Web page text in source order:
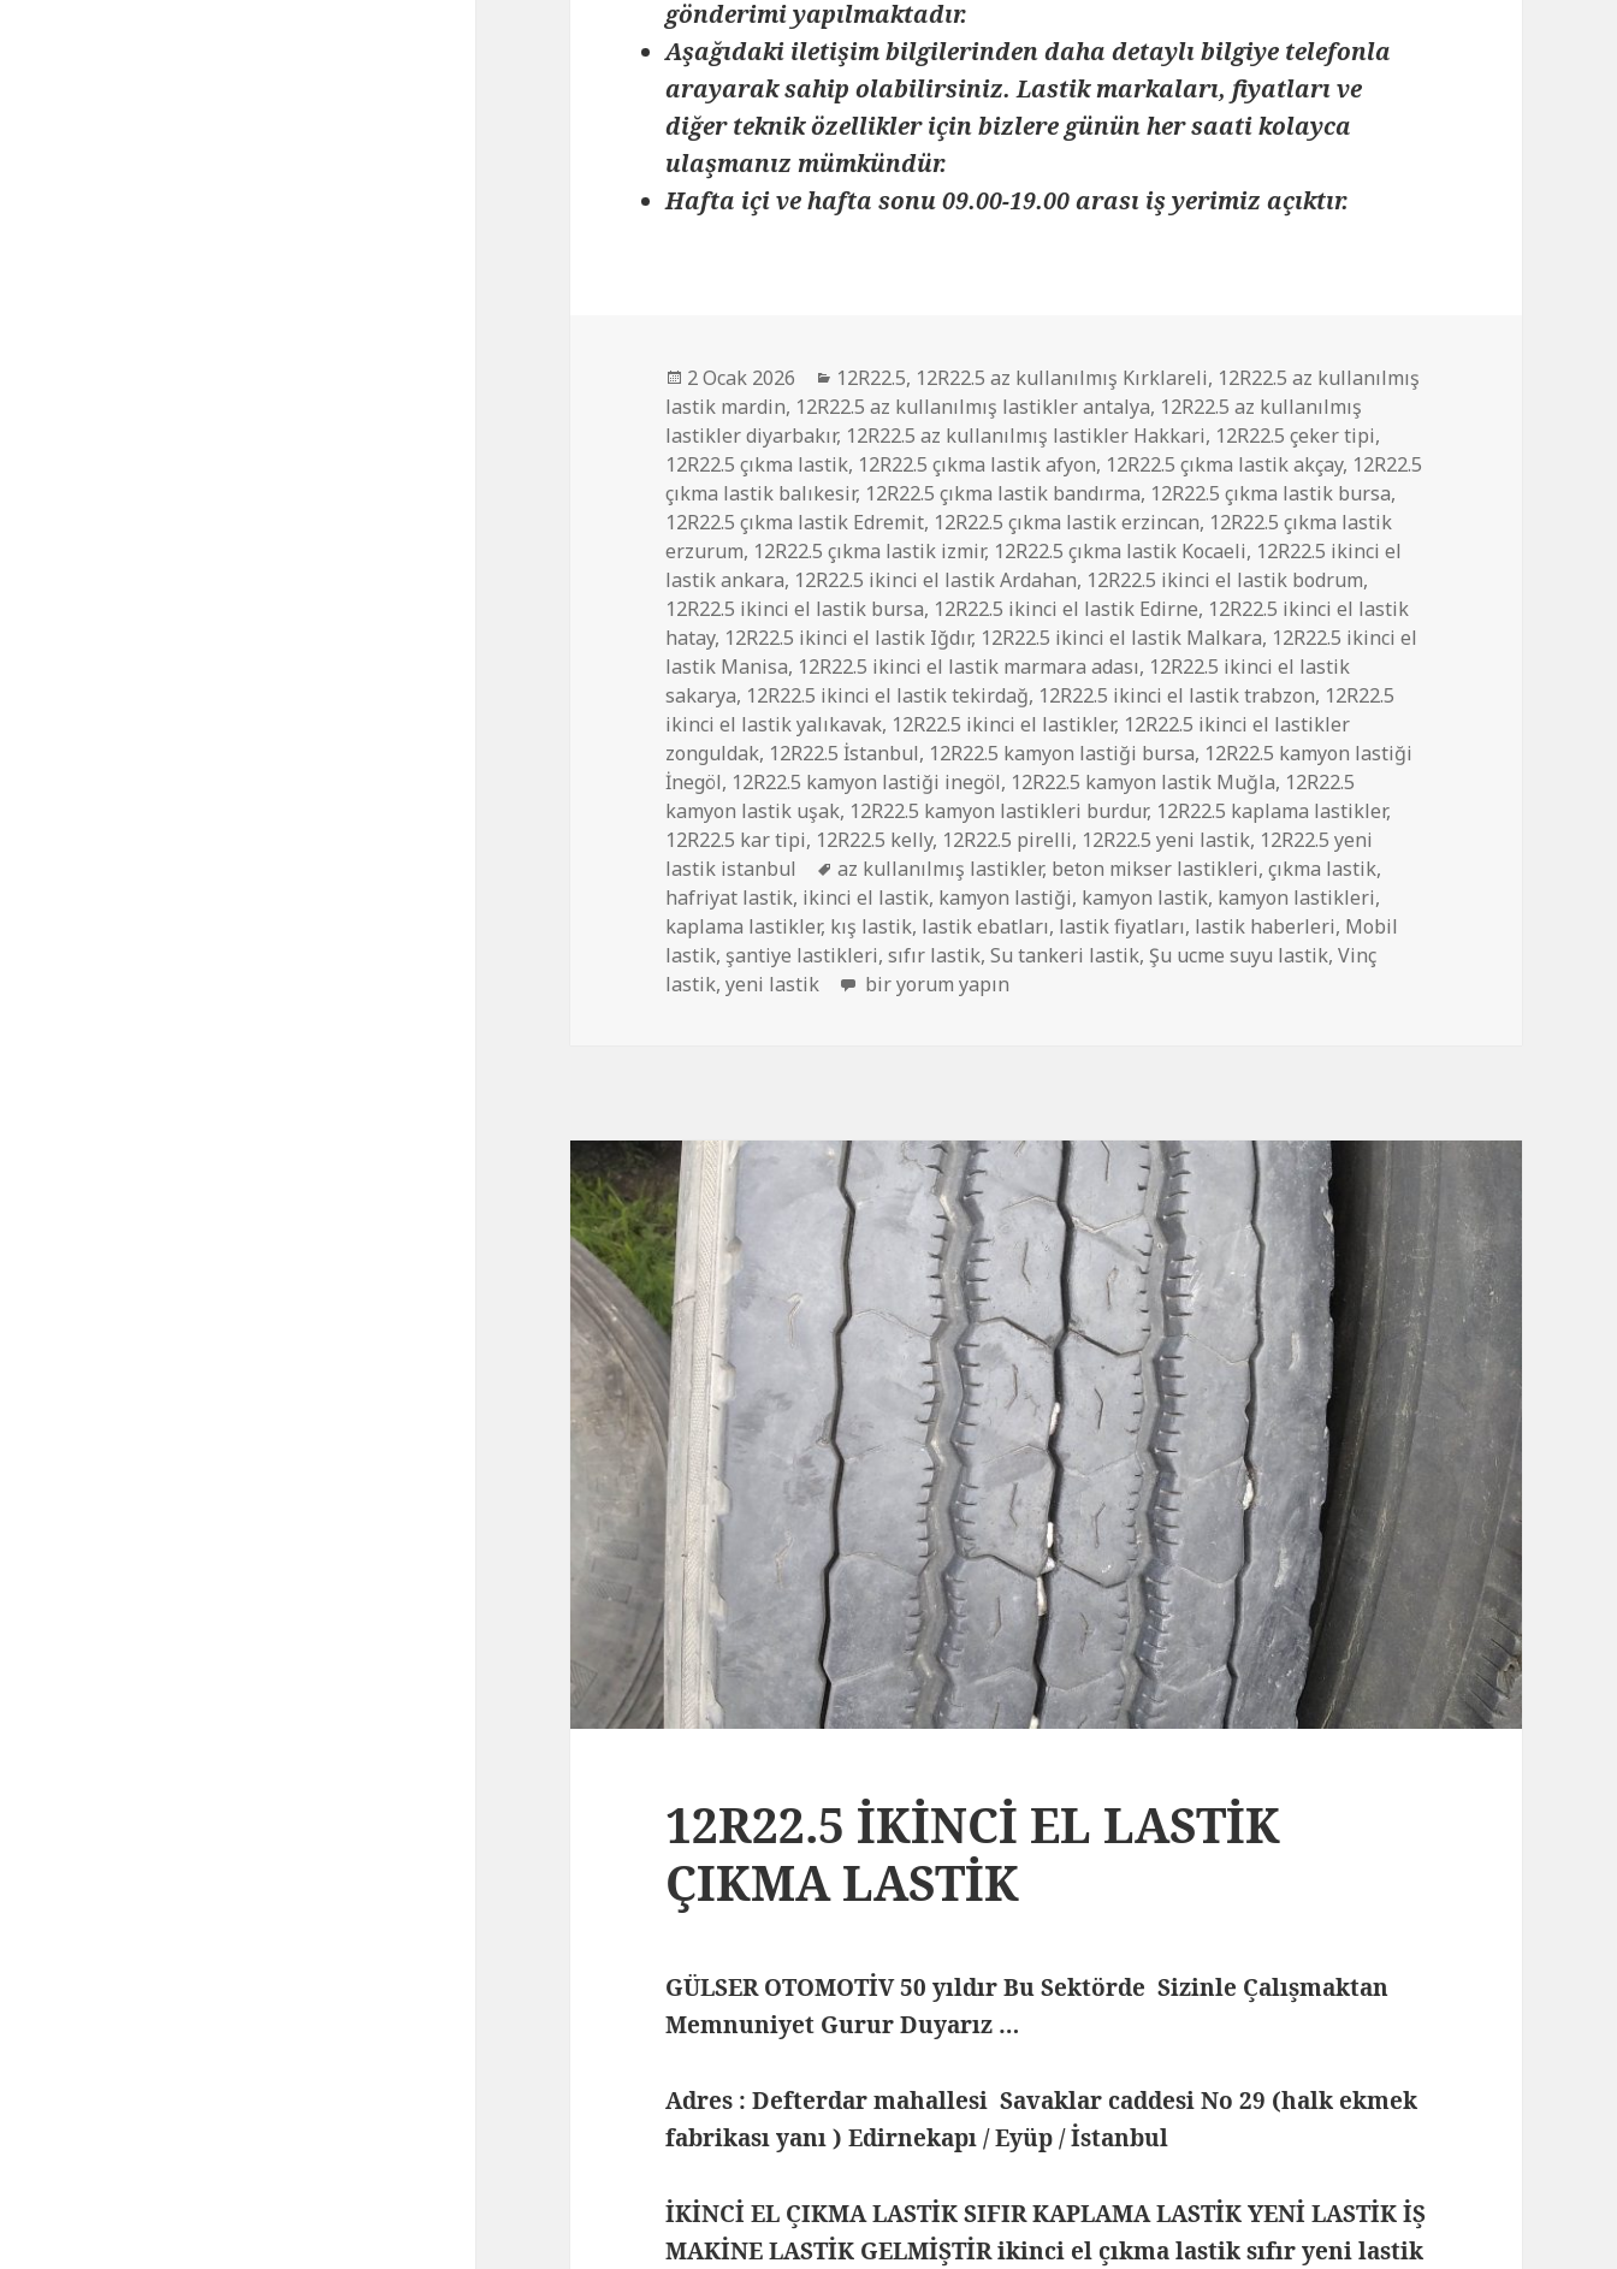
gönderimi yapılmaktadır.
Aşağıdaki iletişim bilgilerinden daha detaylı bilgiye telefonla
arayarak sahip olabilirsiniz. Lastik markaları, fiyatları ve
diğer teknik özellikler için bizlere günün her saati kolayca
ulaşmanız mümkündür.
Hafta içi ve hafta sonu 09.00-19.00 arası iş yerimiz açıktır.
Yayın
tarihi
2 Ocak 2026 Kategoriler
12R22.5, 12R22.5 az kullanılmış Kırklareli, 12R22.5 az kullanılmış
lastik mardin, 12R22.5 az kullanılmış lastikler antalya, 12R22.5 az kullanılmış
lastikler diyarbakır, 12R22.5 az kullanılmış lastikler Hakkari, 12R22.5 çeker tipi,
12R22.5 çıkma lastik, 12R22.5 çıkma lastik afyon, 12R22.5 çıkma lastik akçay, 12R22.5
çıkma lastik balıkesir, 12R22.5 çıkma lastik bandırma, 12R22.5 çıkma lastik bursa,
12R22.5 çıkma lastik Edremit, 12R22.5 çıkma lastik erzincan, 12R22.5 çıkma lastik
erzurum, 12R22.5 çıkma lastik izmir, 12R22.5 çıkma lastik Kocaeli, 12R22.5 ikinci el
lastik ankara, 12R22.5 ikinci el lastik Ardahan, 12R22.5 ikinci el lastik bodrum,
12R22.5 ikinci el lastik bursa, 12R22.5 ikinci el lastik Edirne, 12R22.5 ikinci el lastik
hatay, 12R22.5 ikinci el lastik Iğdır, 12R22.5 ikinci el lastik Malkara, 12R22.5 ikinci el
lastik Manisa, 12R22.5 ikinci el lastik marmara adası, 12R22.5 ikinci el lastik
sakarya, 12R22.5 ikinci el lastik tekirdağ, 12R22.5 ikinci el lastik trabzon, 12R22.5
ikinci el lastik yalıkavak, 12R22.5 ikinci el lastikler, 12R22.5 ikinci el lastikler
zonguldak, 12R22.5 İstanbul, 12R22.5 kamyon lastiği bursa, 12R22.5 kamyon lastiği
İnegöl, 12R22.5 kamyon lastiği inegöl, 12R22.5 kamyon lastik Muğla, 12R22.5
kamyon lastik uşak, 12R22.5 kamyon lastikleri burdur, 12R22.5 kaplama lastikler,
12R22.5 kar tipi, 12R22.5 kelly, 12R22.5 pirelli, 12R22.5 yeni lastik, 12R22.5 yeni
lastik istanbul
Etiketler
az kullanılmış lastikler, beton mikser lastikleri,çıkma lastik,
hafriyat lastik, ikinci el lastik, kamyon lastiği, kamyon lastik, kamyon lastikleri,
kaplama lastikler, kış lastik, lastik ebatları, lastik fiyatları, lastik haberleri, Mobil
lastik, şantiye lastikleri,sıfır lastik,Su tankeri lastik, Şu ucme suyu lastik,Vinç
lastik,yeni lastik SIFIR YENİ LASTİK 12R22.5 PİRELLİ için
bir yorum yapın
12R22.5 İKİNCİ EL LASTİK
ÇIKMA LASTİK
GÜLSER OTOMOTİV 50 yıldır Bu Sektörde Sizinle Çalışmaktan
Memnuniyet Gurur Duyarız …
Adres : Defterdar mahallesi Savaklar caddesi No 29 (halk ekmek
fabrikası yanı ) Edirnekapı / Eyüp / İstanbul
İKİNCİ EL ÇIKMA LASTİK SIFIR KAPLAMA LASTİK YENİ LASTİK İŞ
MAKİNE LASTİK GELMİŞTİR ikinci el çıkma lastik sıfır yeni lastik